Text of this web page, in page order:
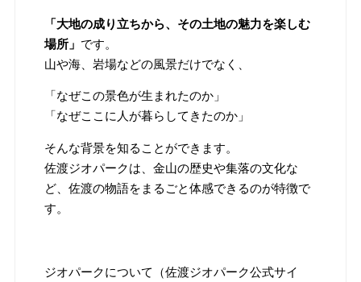
「大地の成り立ちから、その土地の魅力を楽しむ
場所」 です。
山や海、岩場などの風景だけでなく、
「なぜこの景色が生まれたのか」
「なぜここに人が暮らしてきたのか」
そんな背景を知ることができます。
佐渡ジオパークは、金山の歴史や集落の文化な
ど、佐渡の物語をまるごと体感できるのが特徴で
す。
ジオパークについて（佐渡ジオパーク公式サイ